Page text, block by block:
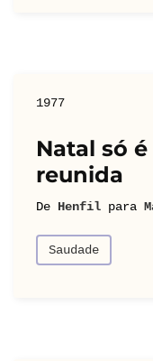
1977
Natal só
reunida
De Henfil para
Saudade